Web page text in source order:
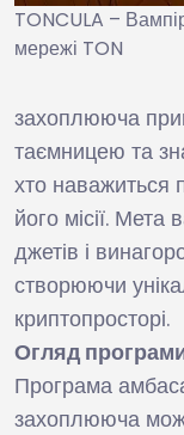
TONCULA –
мережі TON
захоплююча
таємницею та
хто наважиться
його місії.
джетів і
створюючи
криптопросторі.
Огляд
Програма
захоплююча